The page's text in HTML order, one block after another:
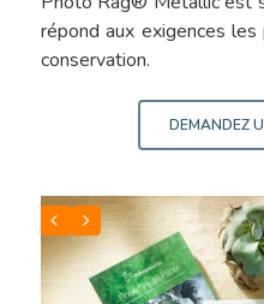
répond aux exigences
conservation.
DEMANDEZ